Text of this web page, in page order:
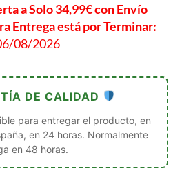
a Solo 34,99€ con Envío
Entrega está por Terminar:
08/2026
DE CALIDAD
para entregar el producto, en
en 24 horas. Normalmente
en 48 horas.